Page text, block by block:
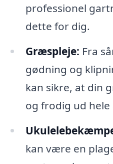
professionel
dette for dig.
Græspleje: Fra
gødning og
kan sikre, at din
og frodig ud
kan være en